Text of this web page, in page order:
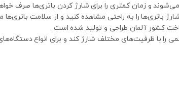
و زمان کمتری را برای شارژ کردن باتری‌ها صرف
باتری‌ها را به راحتی مشاهده کنید و از سلامت
را با ظرفیت‌های مختلف شارژ کند و برای انواع